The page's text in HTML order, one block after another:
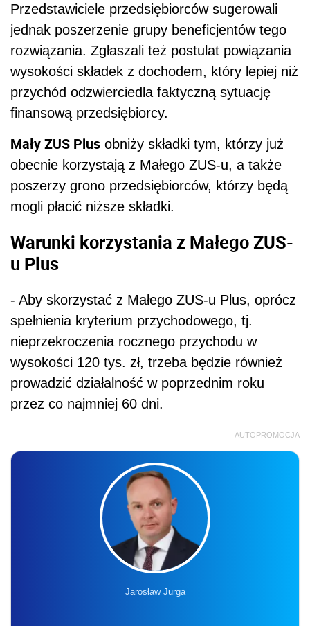
Przedstawiciele przedsiębiorców sugerowali
jednak poszerzenie grupy beneficjentów tego
rozwiązania. Zgłaszali też postulat powiązania
wysokości składek z dochodem, który lepiej niż
przychód odzwierciedla faktyczną sytuację
finansową przedsiębiorcy.
Mały ZUS Plus obniży składki tym, którzy już
obecnie korzystają z Małego ZUS-u, a także
poszerzy grono przedsiębiorców, którzy będą
mogli płacić niższe składki.
Warunki korzystania z Małego ZUS-
u Plus
- Aby skorzystać z Małego ZUS-u Plus, oprócz
spełnienia kryterium przychodowego, tj.
nieprzekroczenia rocznego przychodu w
wysokości 120 tys. zł, trzeba będzie również
prowadzić działalność w poprzednim roku
przez co najmniej 60 dni.
AUTOPROMOCJA
Jarosław Jurga